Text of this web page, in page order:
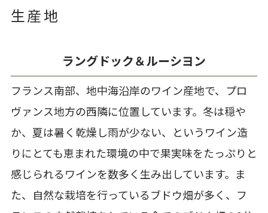
生産地
ラングドック＆ルーシヨン
フランス南部、地中海沿岸のワイン産地で、プロ
ヴァンス地方の西隣に位置しています。冬は穏や
か、夏は暑く乾燥し雨が少ない、というワイン造
りにとても恵まれた環境の中で果実味をたっぷりと
感じられるワインを数多く生み出しています。ま
た、自然な栽培を行っているブドウ畑が多く、フ